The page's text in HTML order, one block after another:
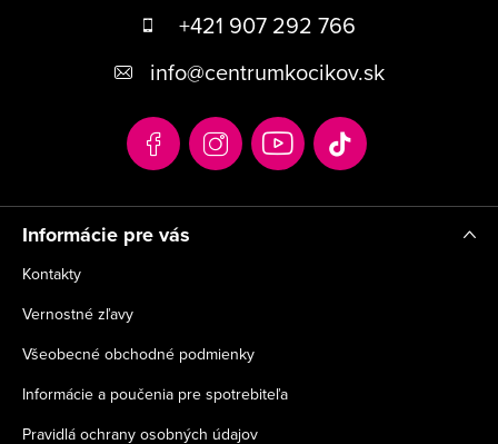
e
+421 907 292 766
info@centrumkocikov.sk
Informácie pre vás
Kontakty
Vernostné zľavy
Všeobecné obchodné podmienky
Informácie a poučenia pre spotrebiteľa
Pravidlá ochrany osobných údajov